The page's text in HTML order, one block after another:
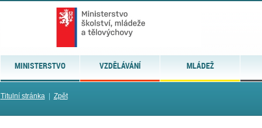
MINISTERSTVO VZDĚLÁVÁNÍ MLÁDEŽ
Titulní stránka| Zpět